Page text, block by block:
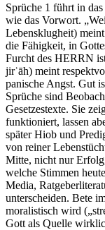
Sprüche 1 führt in
wie das Vorwort.
Lebensklugheit)
die Fähigkeit, in
Furcht des HERRN
jirʾāh) meint
panische Angst. Gut
Sprüche sind
Gesetzestexte. Sie
funktioniert, lassen
später Hiob und
von reiner
Mitte, nicht nur
welche Stimmen
Media,
unterscheiden. Bete
moralistisch wird
Gott als Quelle